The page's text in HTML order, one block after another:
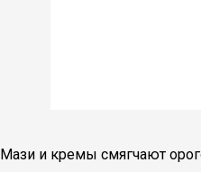
Мази и кремы смягчают